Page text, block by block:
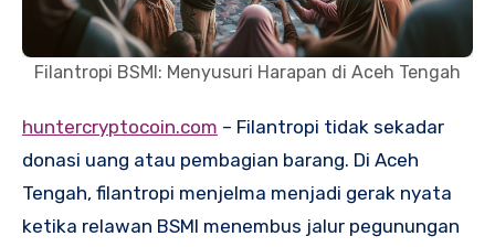
Filantropi BSMI: Menyusuri Harapan di Aceh Tengah
huntercryptocoin.com – Filantropi tidak sekadar
donasi uang atau pembagian barang. Di Aceh
Tengah, filantropi menjelma menjadi gerak nyata
ketika relawan BSMI menembus jalur pegunungan